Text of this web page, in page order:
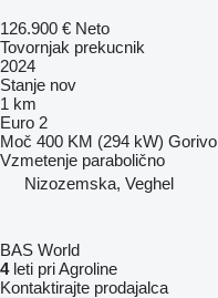
126.900 € Neto
Tovornjak prekucnik
2024
Stanje nov
1 km
Euro 2
Moč 400 KM (294 kW) Gorivo
Vzmetenje parabolično
Nizozemska, Veghel
BAS World
4leti pri Agroline
Kontaktirajte prodajalca